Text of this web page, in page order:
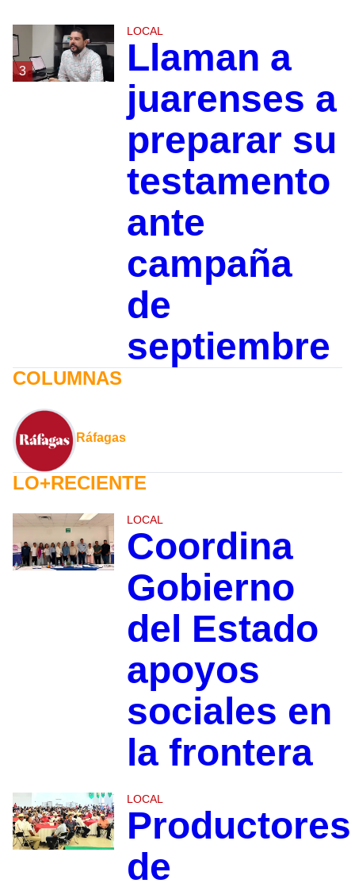
3
LOCAL
Llaman a
juarenses a
preparar su
testamento
ante
campaña
de
septiembre
COLUMNAS
Ráfagas
LO+RECIENTE
LOCAL
Coordina
Gobierno
del Estado
apoyos
sociales en
la frontera
LOCAL
Productores
de